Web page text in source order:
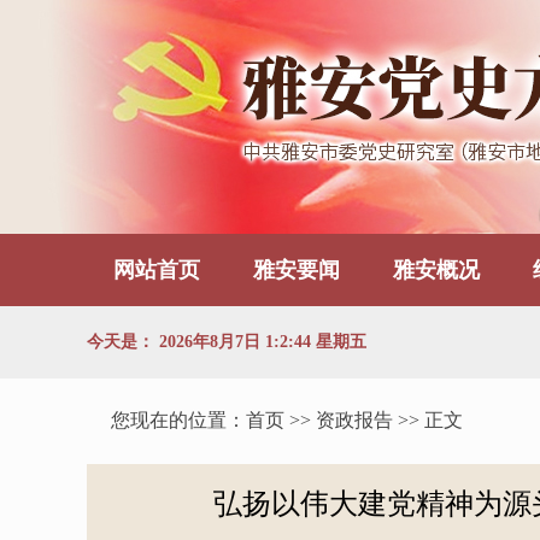
网站首页 雅安要闻 雅安概况
今天是： 2026年8月7日 1:2:45 星期五
您现在的位置： 首页 >> 资政报告 >> 正文
弘扬以伟大建党精神为